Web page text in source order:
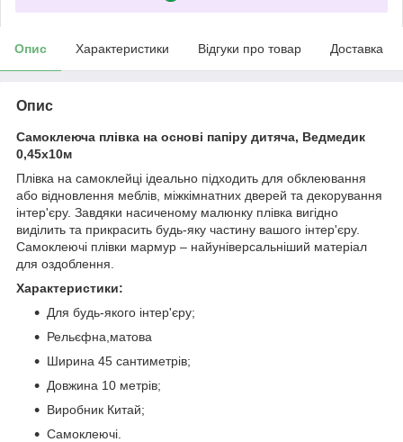
Опис Характеристики Відгуки про товар Доставка
Опис
Самоклеюча плівка на основі папіру дитяча, Ведмедик
0,45х10м
Плівка на самоклейці ідеально підходить для обклеювання
або відновлення меблів, міжкімнатних дверей та декорування
інтер'єру. Завдяки насиченому малюнку плівка вигідно
виділить та прикрасить будь-яку частину вашого інтер'єру.
Самоклеючі плівки мармур – найуніверсальніший матеріал
для оздоблення.
Характеристики:
Для будь-якого інтер'єру;
Рельєфна,матова
Ширина 45 сантиметрів;
Довжина 10 метрів;
Виробник Китай;
Самоклеючі.